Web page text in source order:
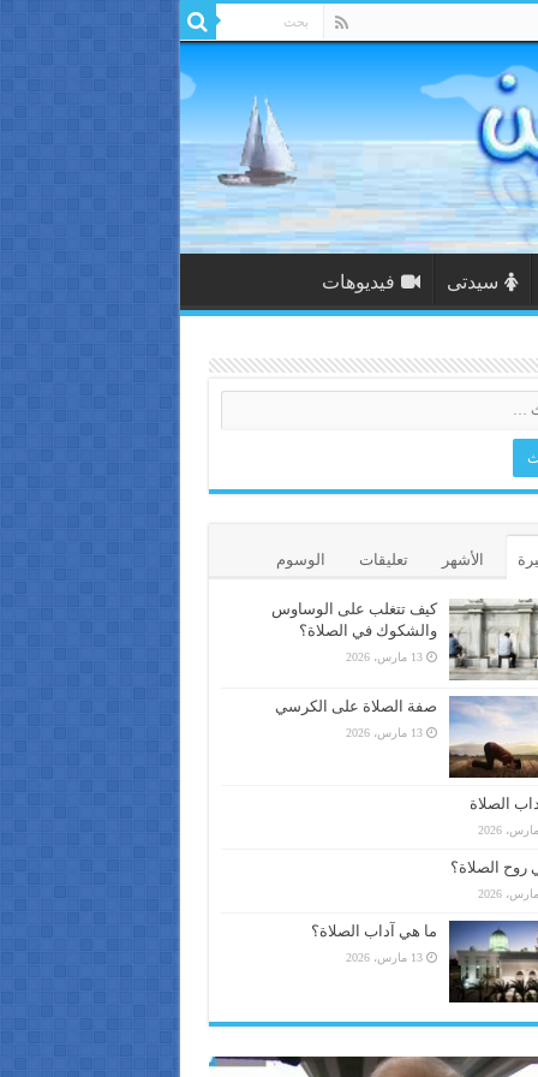
سيدتى فيديوهات
الأشهر تعليقات الوسوم
كيف تتغلب على الوساوس
والشكوك في الصلاة؟
13 مارس، 2026
صفة الصلاة على الكرسي
13 مارس، 2026
الصلاة
روح الصلاة؟
ما هي آداب الصلاة؟
13 مارس، 2026